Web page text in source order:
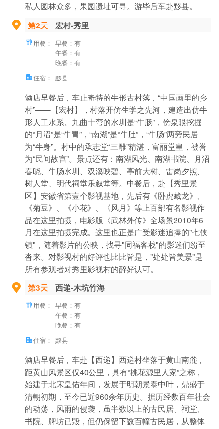
私人园林众多，果园遗址可寻。游毕后车赴黟县。
第2天 宏村-秀里
用餐： 早餐：有
午餐：有
晚餐：有
住宿： 黟县
酒店早餐后，车止奇特的牛形古村落，“中国画里的乡
村”——【宏村】，村落开仿生学之先河，建造出仿牛
形人工水系。九曲十弯的水圳是“牛肠”，傍泉眼挖掘
的“月沼”是“牛胃”，“南湖”是“牛肚”，“牛肠”两旁民居
为“牛身”。村中的承志堂“三雕”精湛，富丽堂皇，被誉
为“民间故宫”。景点还有：南湖风光、南湖书院、月沼
春晓、牛肠水圳、双溪映碧、亭前大树、雷岗夕照、
树人堂、明代祠堂乐叙堂等。中餐后，赴【秀里景
区】安徽省第壹个影视基地，先后有《卧虎藏龙》、
《菊豆》、《小花》、《风月》等上百部有名影视作
品在这里拍摄，电影版《武林外传》全场景2010年6
月在这里拍摄完成。这里也正是广受影迷追捧的"七侠
镇"，随着影片的公映，找寻"同福客栈"的影迷们纷至
沓来。对影视村的好评也比比皆是，"处处皆美景"是
所有参观者对秀里影视村的醉好认可。
第3天 西递-木坑竹海
用餐： 早餐：有
午餐：有
晚餐：有
住宿： 黟县
酒店早餐后，车赴【西递】西递村坐落于黄山南麓，
距黄山风景区仅40公里，具有“桃花源里人家”之称，
始建于北宋皇佑年间，发展于明朝景泰中叶，鼎盛于
清朝初期，至今已近960余年历史。据历经数百年社会
的动荡，风雨的侵袭，虽半数以上的古民居、祠堂、
书院、牌坊已毁，但仍保留下数百幢古民居，从整体